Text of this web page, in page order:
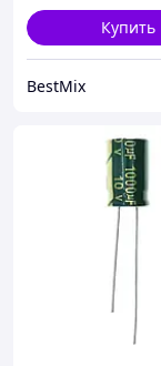
Купить
BestMix